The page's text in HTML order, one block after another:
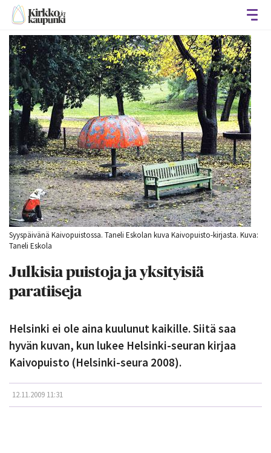
Syyspäivänä Kaivopuistossa. Taneli Eskolan kuva Kaivopuisto-kirjasta. Kuva:
Taneli Eskola
Julkisia puistoja ja yksityisiä
paratiiseja
Helsinki ei ole aina kuulunut kaikille. Siitä saa
hyvän kuvan, kun lukee Helsinki-seuran kirjaa
Kaivopuisto (Helsinki-seura 2008).
12.11.2009 11:31